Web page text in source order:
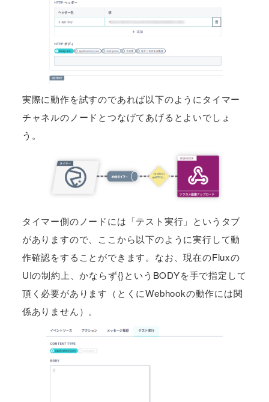
実際に動作を試すのであれば以下のようにタイマー
チャネルのノードとつなげてあげるとよいでしょ
う。
タイマー側のノードには「テスト実行」というタブ
がありますので、ここから以下のように実行して動
作確認をすることができます。なお、現在のFluxの
UIの制約上、かならず{}というBODYを手で指定して
頂く必要があります（とくにWebhookの動作には関
係ありません）。